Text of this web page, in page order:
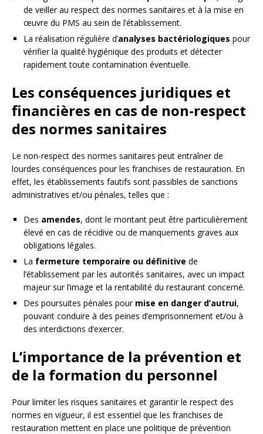
de veiller au respect des normes sanitaires et à la mise en
œuvre du PMS au sein de l’établissement.
La réalisation régulière d’analyses bactériologiques pour
vérifier la qualité hygiénique des produits et détecter
rapidement toute contamination éventuelle.
Les conséquences juridiques et
financières en cas de non-respect
des normes sanitaires
Le non-respect des normes sanitaires peut entraîner de
lourdes conséquences pour les franchises de restauration. En
effet, les établissements fautifs sont passibles de sanctions
administratives et/ou pénales, telles que :
Des amendes, dont le montant peut être particulièrement
élevé en cas de récidive ou de manquements graves aux
obligations légales.
La fermeture temporaire ou définitive de
l’établissement par les autorités sanitaires, avec un impact
majeur sur l’image et la rentabilité du restaurant concerné.
Des poursuites pénales pour mise en danger d’autrui,
pouvant conduire à des peines d’emprisonnement et/ou à
des interdictions d’exercer.
L’importance de la prévention et
de la formation du personnel
Pour limiter les risques sanitaires et garantir le respect des
normes en vigueur, il est essentiel que les franchises de
restauration mettent en place une politique de prévention